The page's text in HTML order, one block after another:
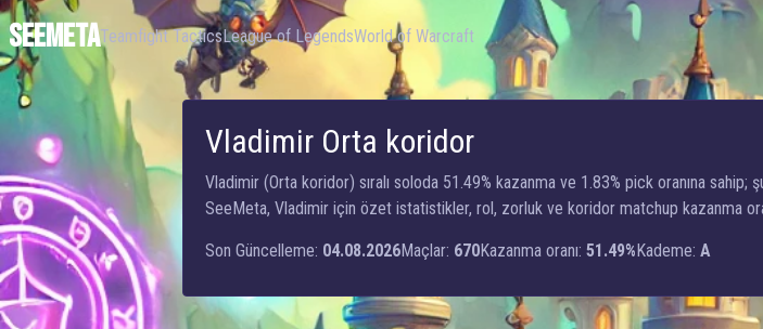
SEEMETATeamfight TacticsLeague of LegendsWorld of Warcraft
Vladimir Orta koridor
Vladimir (Orta koridor) sıralı soloda 51.49% kazanma ve 1.83% pick oranına
SeeMeta, Vladimir için özet istatistikler, rol, zorluk ve koridor matchup kazanma
Son Güncelleme: 04.08.2026Maçlar: 670Kazanma oranı: 51.49%Kademe: A